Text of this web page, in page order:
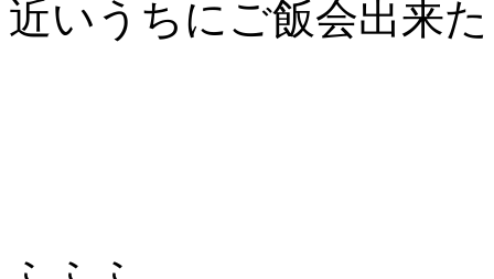
近いうちにご飯会出来